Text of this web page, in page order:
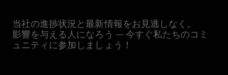
当社の進捗状況と最新情報をお見逃しなく。
影響を与える人になろう — 今すぐ私たちのコミ
ュニティに参加しましょう！